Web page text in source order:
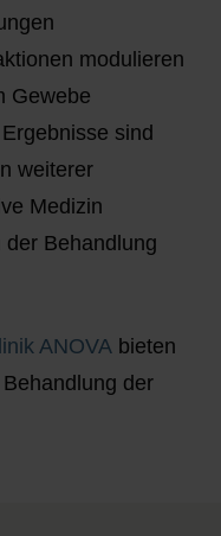
modulieren
Gewebe
sind
weiterer
Medizin
Behandlung
ANOVA bieten
der